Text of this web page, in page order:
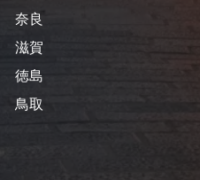
奈良
滋賀
徳島
鳥取